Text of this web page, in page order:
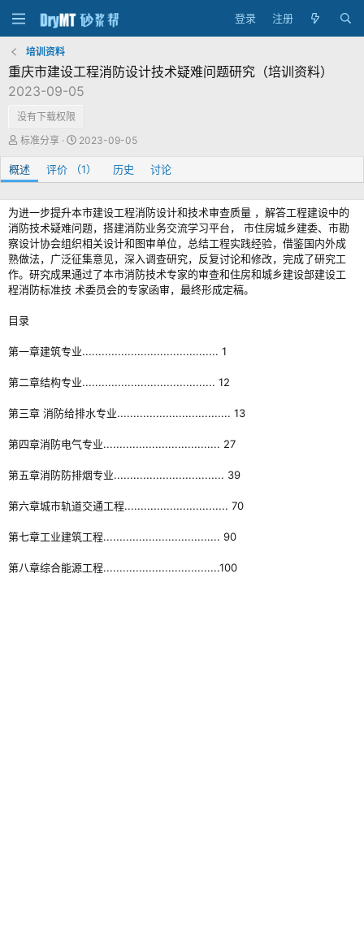
登录 注册
培训资料
重庆市建设工程消防设计技术疑难问题研究（培训资料）
2023-09-05
没有下载权限
作
标准分享
创
日
期
2023-09-05
概述 评价 （1） 历史 讨论
为进一步提升本市建设工程消防设计和技术审查质量 ，解答工程建设中的
消防技术疑难问题，搭建消防业务交流学习平台， 市住房城乡建委、市勘
察设计协会组织相关设计和图审单位，总结工程实践经验，借鉴国内外成
熟做法，广泛征集意见，深入调查研究，反复讨论和修改，完成了研究工
作。研究成果通过了本市消防技术专家的审查和住房和城乡建设部建设工
程消防标准技 术委员会的专家函审，最终形成定稿。
目录
第一章建筑专业.......................................... 1
第二章结构专业......................................... 12
第三章 消防给排水专业................................... 13
第四章消防电气专业.................................... 27
第五章消防防排烟专业.................................. 39
第六章城市轨道交通工程................................ 70
第七章工业建筑工程.................................... 90
第八章综合能源工程....................................100